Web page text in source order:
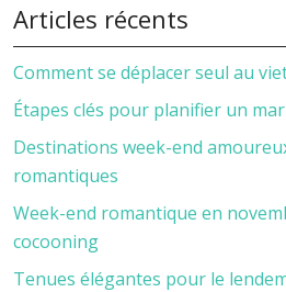
Articles récents
Comment se déplacer seul au
Étapes clés pour planifier un
Destinations week-end
romantiques
Week-end romantique en
cocooning
Tenues élégantes pour le